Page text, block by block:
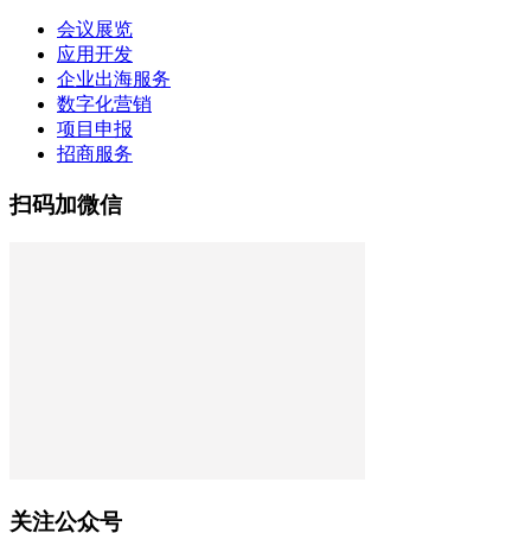
会议展览
应用开发
企业出海服务
数字化营销
项目申报
招商服务
扫码加微信
关注公众号